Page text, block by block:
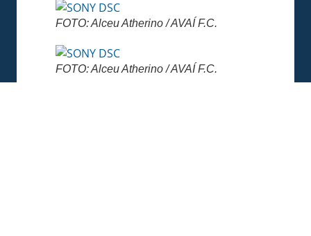
FOTO: Alceu Atherino / AVAÍ F.C.
FOTO: Alceu Atherino / AVAÍ F.C.